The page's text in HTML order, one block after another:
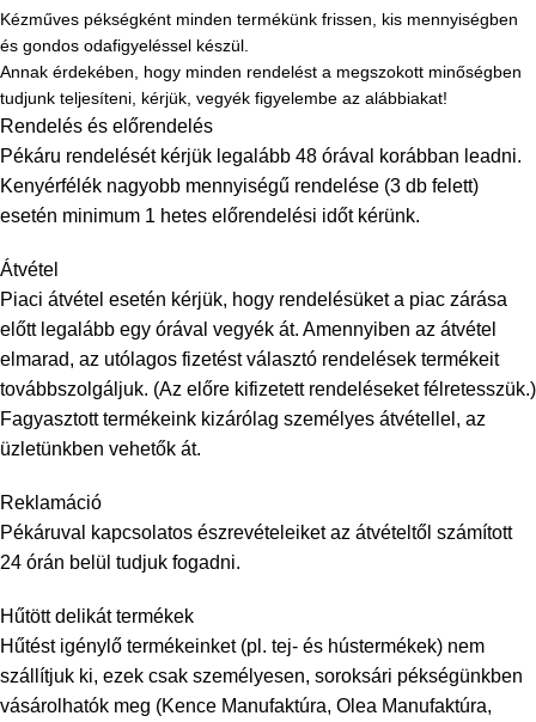
Kézműves pékségként minden termékünk frissen, kis mennyiségben
és gondos odafigyeléssel készül.
Annak érdekében, hogy minden rendelést a megszokott minőségben
tudjunk teljesíteni, kérjük, vegyék figyelembe az alábbiakat!
Rendelés és előrendelés
Pékáru rendelését kérjük legalább 48 órával korábban leadni.
Kenyérfélék nagyobb mennyiségű rendelése (3 db felett)
esetén minimum 1 hetes előrendelési időt kérünk.
Átvétel
Piaci átvétel esetén kérjük, hogy rendelésüket a piac zárása
előtt legalább egy órával vegyék át. Amennyiben az átvétel
elmarad, az utólagos fizetést választó rendelések termékeit
továbbszolgáljuk. (Az előre kifizetett rendeléseket félretesszük.)
Fagyasztott termékeink kizárólag személyes átvétellel, az
üzletünkben vehetők át.
Reklamáció
Pékáruval kapcsolatos észrevételeiket az átvételtől számított
24 órán belül tudjuk fogadni.
Hűtött delikát termékek
Hűtést igénylő termékeinket (pl. tej- és hústermékek) nem
szállítjuk ki, ezek csak személyesen, soroksári pékségünkben
vásárolhatók meg (Kence Manufaktúra, Olea Manufaktúra,